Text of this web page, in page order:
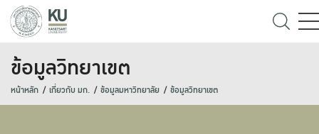
ข้อมูลวิทยาเขต
หน้าหลัก เกี่ยวกับ มก. ข้อมูลมหาวิทยาลัย ข้อมูลวิทยาเขต